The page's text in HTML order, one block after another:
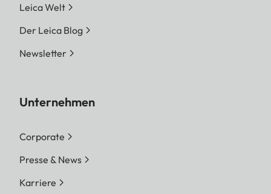
Leica Welt
Der Leica Blog
Newsletter
Unternehmen
Corporate
Presse & News
Karriere